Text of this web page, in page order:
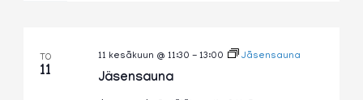
TO
11 Jäsensauna
11 kesäkuun @ 11:30 - 13:00 Jäsensauna